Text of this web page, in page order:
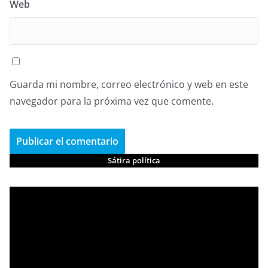
Web
Guarda mi nombre, correo electrónico y web en este
navegador para la próxima vez que comente.
Sátira política